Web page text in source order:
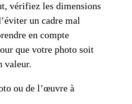
vérifiez les dimensions
un cadre mal
en compte
que votre photo soit
valeur.
ou de l’œuvre à